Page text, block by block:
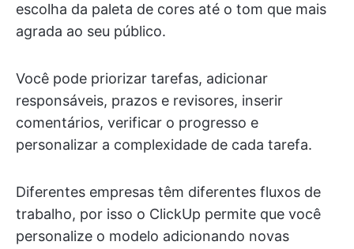
escolha da paleta de cores até o tom que mais
agrada ao seu público.
Você pode priorizar tarefas, adicionar
responsáveis, prazos e revisores, inserir
comentários, verificar o progresso e
personalizar a complexidade de cada tarefa.
Diferentes empresas têm diferentes fluxos de
trabalho, por isso o ClickUp permite que você
personalize o modelo adicionando novas